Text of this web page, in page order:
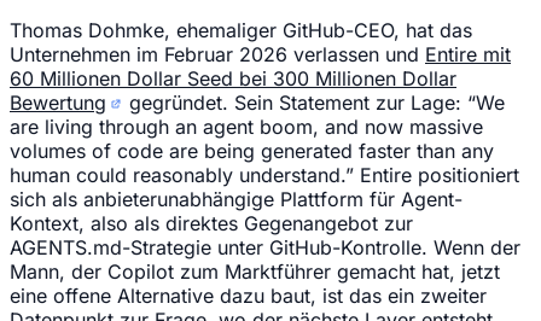
Thomas Dohmke, ehemaliger GitHub-CEO, hat das
Unternehmen im Februar 2026 verlassen und Entire mit
60 Millionen Dollar Seed bei 300 Millionen Dollar
Bewertung
gegründet. Sein Statement zur Lage: “We
are living through an agent boom, and now massive
volumes of code are being generated faster than any
human could reasonably understand.” Entire positioniert
sich als anbieterunabhängige Plattform für Agent-
Kontext, also als direktes Gegenangebot zur
AGENTS.md-Strategie unter GitHub-Kontrolle. Wenn der
Mann, der Copilot zum Marktführer gemacht hat, jetzt
eine offene Alternative dazu baut, ist das ein zweiter